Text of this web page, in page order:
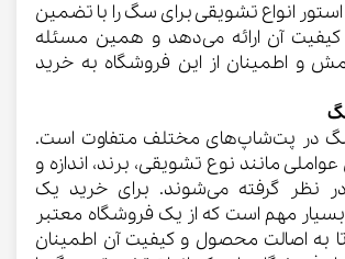
انواع تشویقی برای سگ را با تضمین
آن ارائه می‌دهد و همین مسئله
و اطمینان از این فروشگاه به خرید
در پت‌شاپ‌های مختلف متفاوت است.
مانند نوع تشویقی، برند، اندازه و
نظر گرفته می‌شوند. برای خرید یک
مهم است که از یک فروشگاه معتبر
تا به اصالت محصول و کیفیت آن اطمینان